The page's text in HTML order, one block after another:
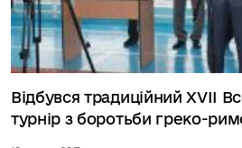
Відбувся традиційний ХVІІ
турнір з боротьби греко-